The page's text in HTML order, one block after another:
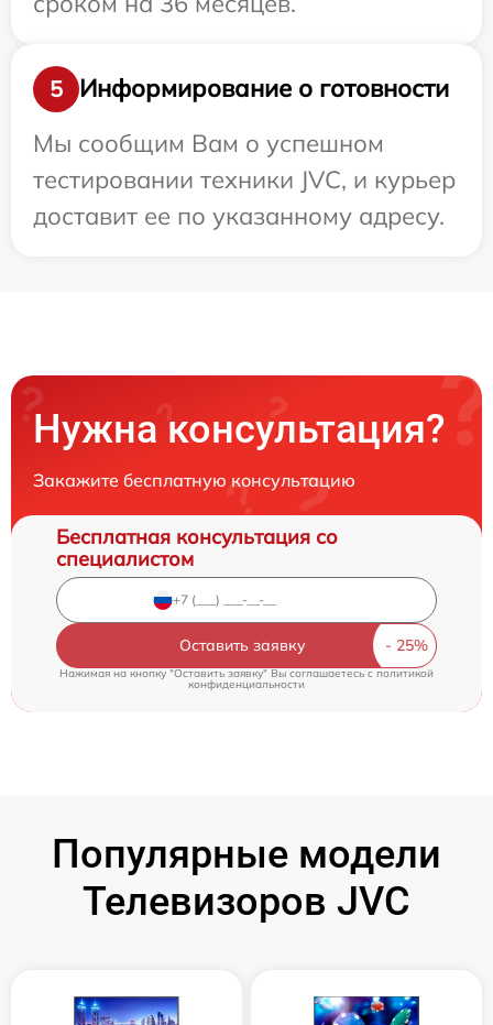
5
Информирование о готовности
Мы сообщим Вам о успешном
тестировании техники JVC, и курьер
доставит ее по указанному адресу.
Нужна консультация?
Закажите бесплатную консультацию
Бесплатная консультация со
специалистом
Оставить заявку
Нажимая на кнопку "Оставить заявку" Вы соглашаетесь cполитикой
конфиденциальности
Популярные модели
Телевизоров JVC